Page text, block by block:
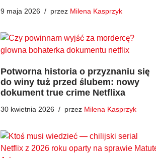
9 maja 2026 przez Milena Kasprzyk
Potworna historia o przyznaniu się
do winy tuż przed ślubem: nowy
dokument true crime Netflixa
30 kwietnia 2026 przez Milena Kasprzyk